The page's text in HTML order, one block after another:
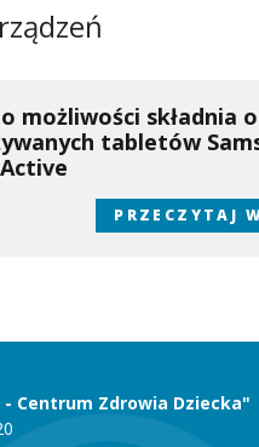
o możliwości składnia
tabletów
PRZECZYTAJ
Centrum Zdrowia Dziecka"